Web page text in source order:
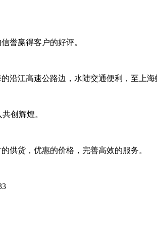
誉赢得客户的好评。
沿江高速公路边，水陆交通便利，至上海
创辉煌。
供货，优惠的价格，完善高效的服务。